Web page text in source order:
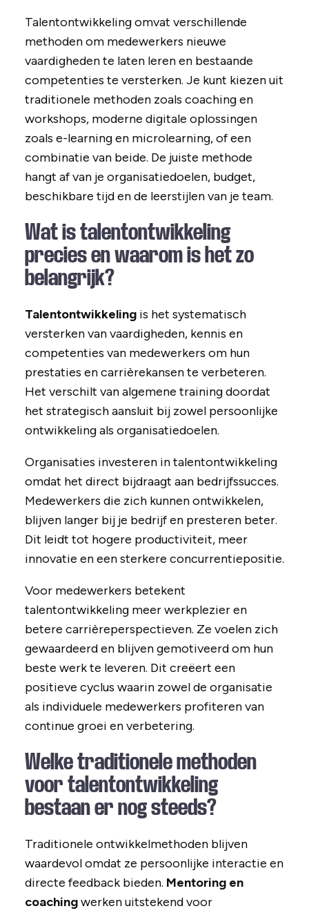
Talentontwikkeling omvat verschillende
methoden om medewerkers nieuwe
vaardigheden te laten leren en bestaande
competenties te versterken. Je kunt kiezen uit
traditionele methoden zoals coaching en
workshops, moderne digitale oplossingen
zoals e-learning en microlearning, of een
combinatie van beide. De juiste methode
hangt af van je organisatiedoelen, budget,
beschikbare tijd en de leerstijlen van je team.
Wat is talentontwikkeling
precies en waarom is het zo
belangrijk?
Talentontwikkelingis het systematisch
versterken van vaardigheden, kennis en
competenties van medewerkers om hun
prestaties en carrièrekansen te verbeteren.
Het verschilt van algemene training doordat
het strategisch aansluit bij zowel persoonlijke
ontwikkeling als organisatiedoelen.
Organisaties investeren in talentontwikkeling
omdat het direct bijdraagt aan bedrijfssucces.
Medewerkers die zich kunnen ontwikkelen,
blijven langer bij je bedrijf en presteren beter.
Dit leidt tot hogere productiviteit, meer
innovatie en een sterkere concurrentiepositie.
Voor medewerkers betekent
talentontwikkeling meer werkplezier en
betere carrièreperspectieven. Ze voelen zich
gewaardeerd en blijven gemotiveerd om hun
beste werk te leveren. Dit creëert een
positieve cyclus waarin zowel de organisatie
als individuele medewerkers profiteren van
continue groei en verbetering.
Welke traditionele methoden
voor talentontwikkeling
bestaan er nog steeds?
Traditionele ontwikkelmethoden blijven
waardevol omdat ze persoonlijke interactie en
directe feedback bieden. Mentoring en
coachingwerken uitstekend voor